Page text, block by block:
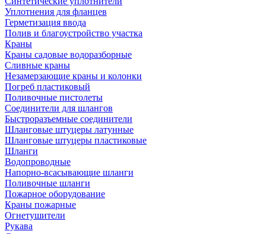
Уплотнения для фланцев
Герметизация ввода
Полив и благоустройство участка
Краны
Краны садовые водоразборные
Сливные краны
Незамерзающие краны и колонки
Погреб пластиковый
Поливочные пистолеты
Соединители для шлангов
Быстроразъемные соединители
Шланговые штуцеры латунные
Шланговые штуцеры пластиковые
Шланги
Водопроводные
Напорно-всасывающие шланги
Поливочные шланги
Пожарное оборудование
Краны пожарные
Огнетушители
Рукава